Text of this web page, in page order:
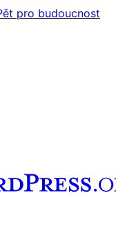
pro budoucnost